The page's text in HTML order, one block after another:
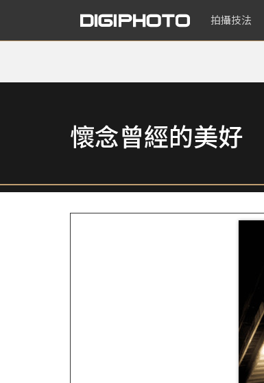
拍攝技法
懷念曾經的美好